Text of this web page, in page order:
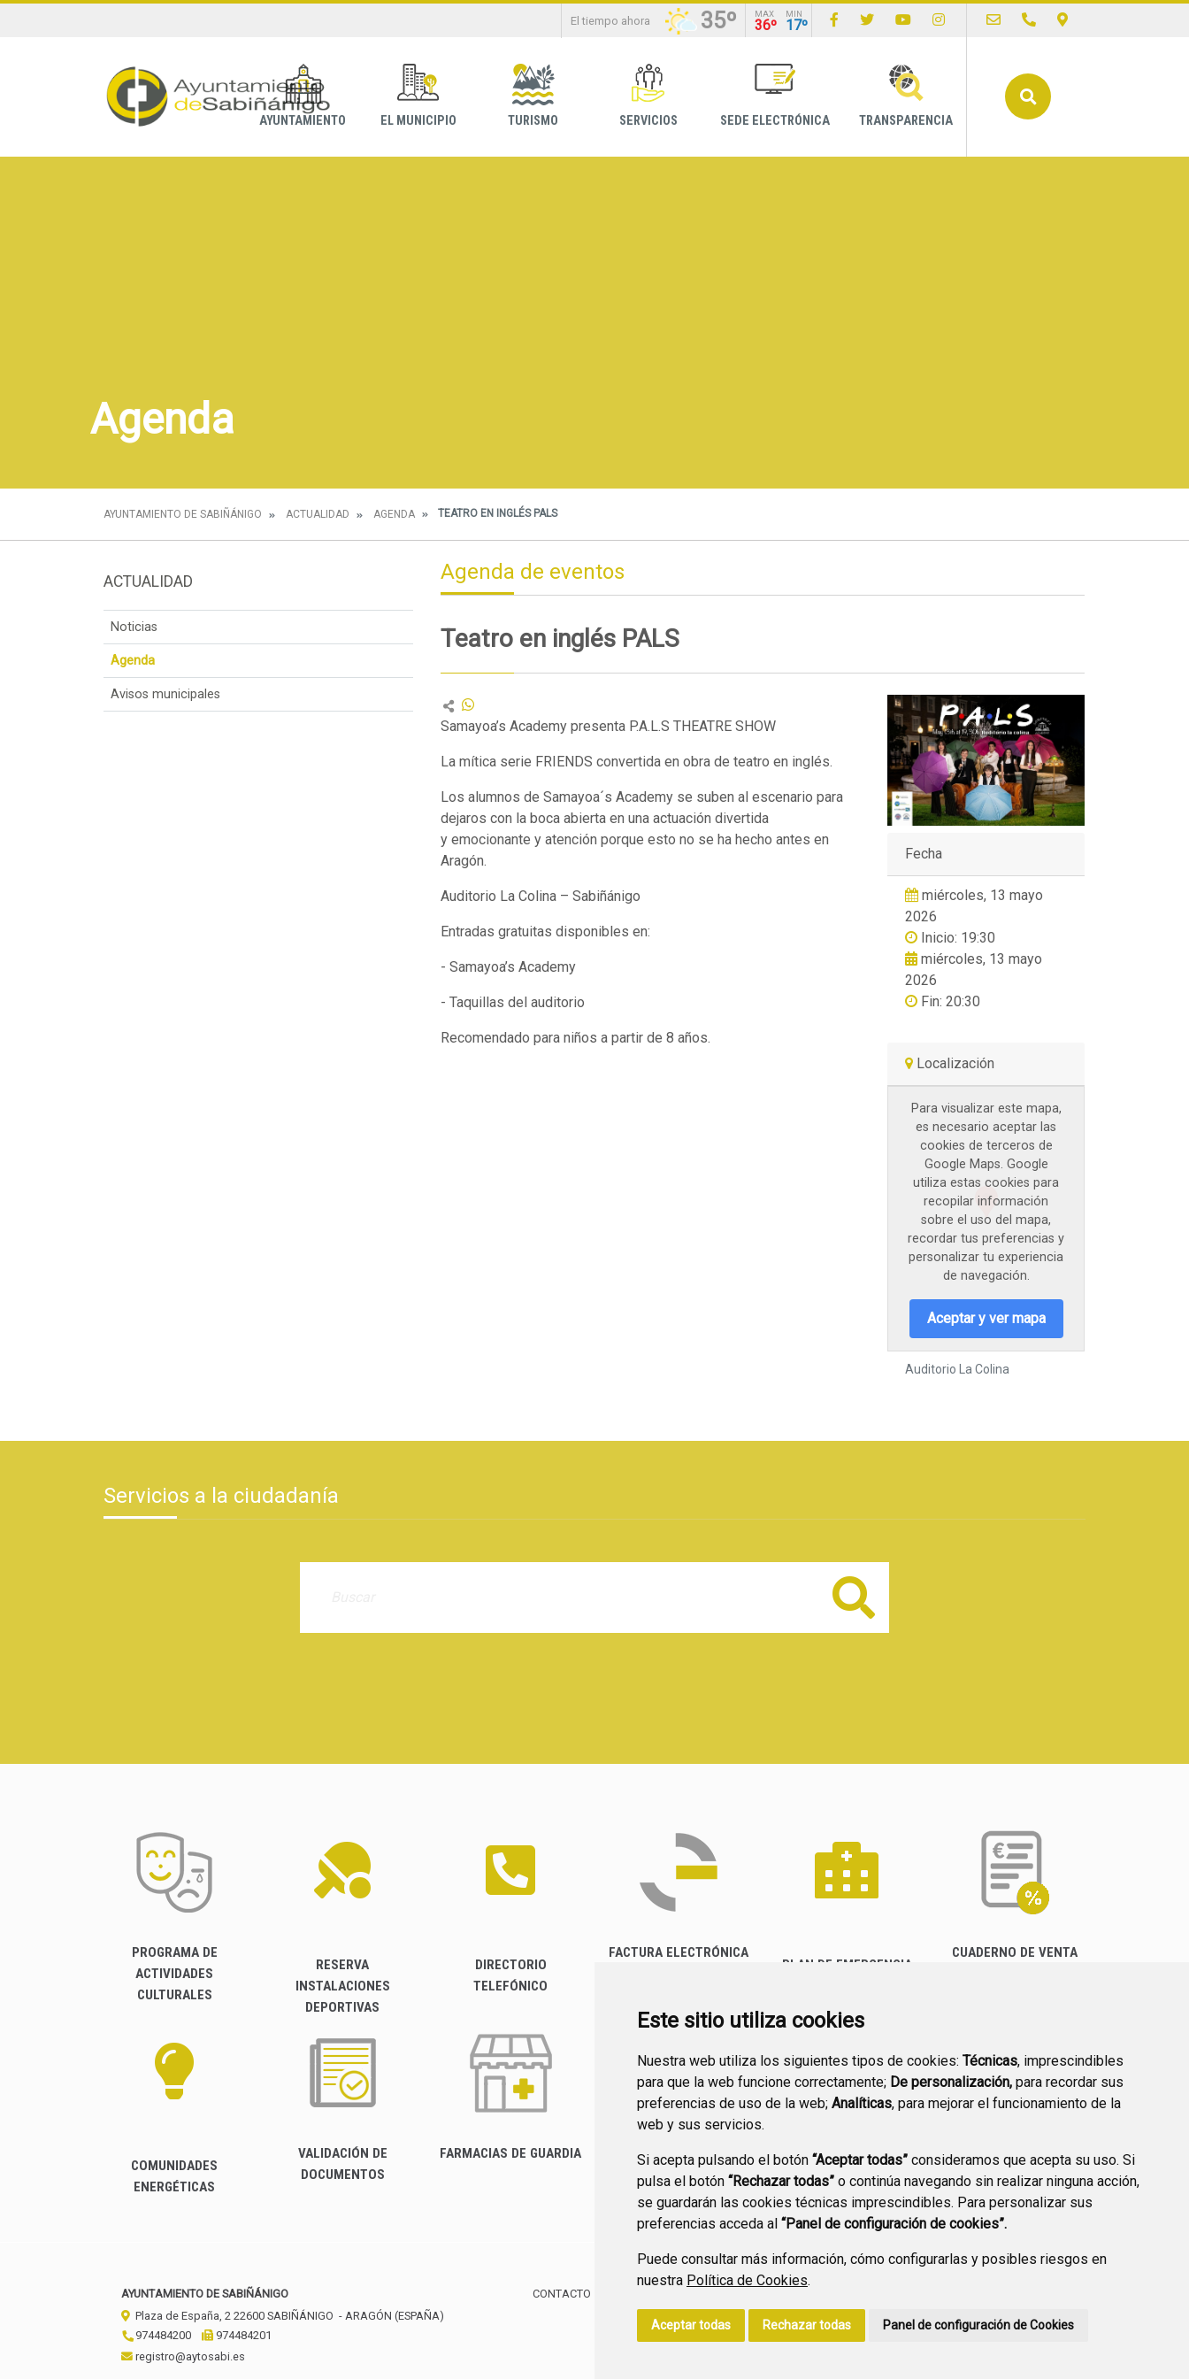
Este sitio utiliza cookies
Nuestra web utiliza los siguientes tipos de cookies: Técnicas, imprescindibles
para que la web funcione correctamente; De personalización, para recordar sus
preferencias de uso de la web; Analíticas, para mejorar el funcionamiento de la
web y sus servicios.
Si acepta pulsando el botón “Aceptar todas” consideramos que acepta su uso. Si
pulsa el botón “Rechazar todas” o continúa navegando sin realizar ninguna acción,
se guardarán las cookies técnicas imprescindibles. Para personalizar sus
preferencias acceda al “Panel de configuración de cookies”.
Puede consultar más información, cómo configurarlas y posibles riesgos en
nuestra Política de Cookies.
Aceptar todas Rechazar todas Panel de configuración de Cookies
El tiempo ahora 35º MAX
36º
MIN
17º
AYUNTAMIENTO EL MUNICIPIO TURISMO SERVICIOS SEDE ELECTRÓNICA TRANSPARENCIA
Agenda
AYUNTAMIENTO DE SABIÑÁNIGO ACTUALIDAD AGENDA TEATRO EN INGLÉS PALS
ACTUALIDAD
Noticias
Agenda
Avisos municipales
Agenda de eventos
Teatro en inglés PALS
Samayoa’s Academy presenta P.A.L.S THEATRE SHOW
La mítica serie FRIENDS convertida en obra de teatro en inglés.
Los alumnos de Samayoa´s Academy se suben al escenario para
dejaros con la boca abierta en una actuación divertida
y emocionante y atención porque esto no se ha hecho antes en
Aragón.
Auditorio La Colina – Sabiñánigo
Entradas gratuitas disponibles en:
- Samayoa’s Academy
- Taquillas del auditorio
Recomendado para niños a partir de 8 años.
Fecha
miércoles, 13 mayo
2026
Inicio: 19:30
miércoles, 13 mayo
2026
Fin: 20:30
Localización
Para visualizar este mapa,
es necesario aceptar las
cookies de terceros de
Google Maps. Google
utiliza estas cookies para
recopilar información
sobre el uso del mapa,
recordar tus preferencias y
personalizar tu experiencia
de navegación.
Aceptar y ver mapa
Auditorio La Colina
Servicios a la ciudadanía
Buscar
PROGRAMA DE
ACTIVIDADES
CULTURALES
RESERVA
INSTALACIONES
DEPORTIVAS
DIRECTORIO
TELEFÓNICO
FACTURA ELECTRÓNICA
PLAN DE EMERGENCIA
CUADERNO DE VENTA
COMUNIDADES
ENERGÉTICAS
VALIDACIÓN DE
DOCUMENTOS
FARMACIAS DE GUARDIA
CANAL YOUTUBE
PREGUNTAS
FRECUENTES
PLAN DE ACCIÓN LOCAL
2030
AYUNTAMIENTO DE SABIÑÁNIGO
Plaza de España, 2 22600 SABIÑÁNIGO - ARAGÓN (ESPAÑA)
974484200
974484201
registro@aytosabi.es
CONTACTO